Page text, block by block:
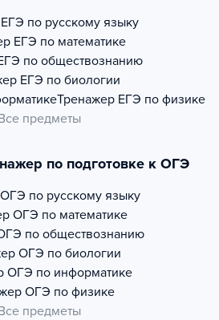
ЕГЭ по русскому языку
ЕГЭ по математике
по обществознанию
ЕГЭ по биологии
Тренажер ЕГЭ по физике
предметы
по подготовке к ОГЭ
ОГЭ по русскому языку
ОГЭ по математике
по обществознанию
ОГЭ по биологии
ОГЭ по информатике
ОГЭ по физике
предметы